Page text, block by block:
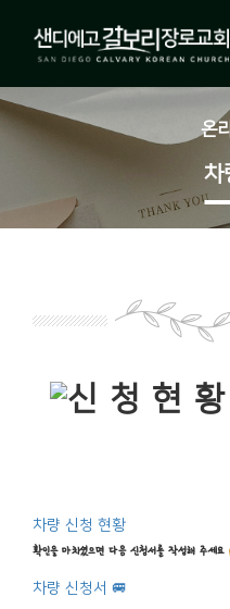
온
차
차량 신청 현황
확인을 마치셨으면 다음 신청서를 작성해 주세요
차량 신청서 🚐